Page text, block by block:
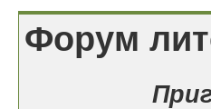
Форум